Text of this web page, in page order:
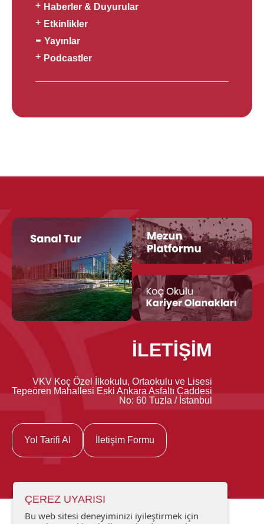
Haberler & Duyurular
Etkinlikler
Yayınlar
Podcastler
İLETİŞİM
VKV Koç Özel İlkokulu, Ortaokulu ve Lisesi
Tepeören Mahallesi Eski Ankara Asfaltı Caddesi
No: 60 Tuzla / İstanbul
Yol Tarifi Al İletişim Formu
ÇEREZ UYARISI
Bu web sitesi deneyiminizi iyileştirmek için